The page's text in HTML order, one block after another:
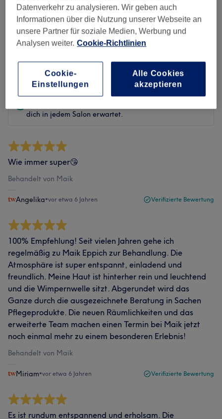
Bewertungen filtern
Bewertung Nach Sternen filtern
Verifizierte Bewertungen
dich in jedem Salon erwartet.
Wie immer super😘
Behandelt von Maik
Angelika•vor etwa 6 Jahren Verifizierte Bewertung
100% Empfehlung! Seit vielen Jahren gehe ich
regelmäßig zu Maik Eppich zur Behandlung. Die
Atmosphäre ist super entspannt, einladend und
freundlich. Meine Haut ist hinterher rein und leuchtend
und die Wimpernwelle sitzt. Abgerundet wird das
Ganze durch die ausgezeichnete Beratung in Sachen
Pflegeprodukte. Die neuen Räumlichkeiten und das
erweiterte Team machen einen Termin bei Maik jetzt
noch einmal mehr zu einem besonderen Erlebnis!
Behandelt von Maik
Miriam•vor etwa 6 Jahren Verifizierte Bewertung
Es ist rundum entspannend und erholsam. Die
Datenverkehr zu analysieren. Wir geben auch
Informationen über die Nutzung unserer Webseite an
unsere Partner für soziale Medien, Werbung und
Analysen weiter. Cookie-Richtlinien
Cookie-
Einstellungen
Alle Cookies
akzeptieren